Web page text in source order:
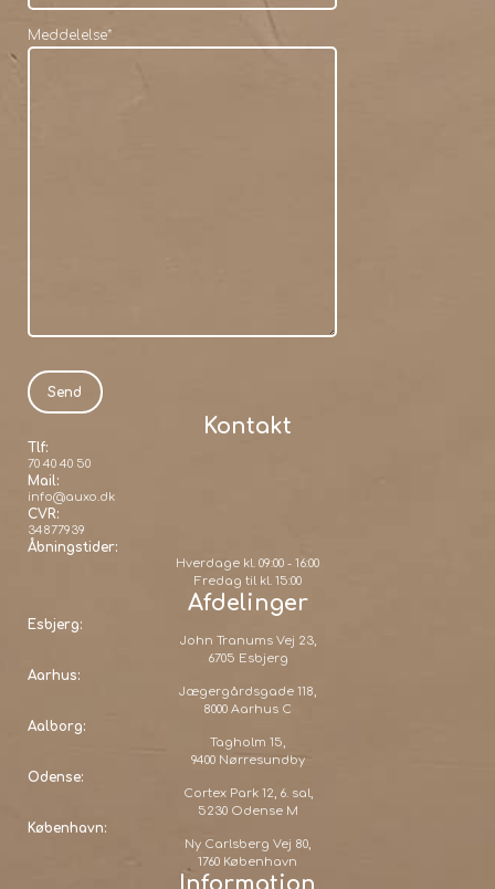
Meddelelse*
Kontakt
Tlf:
70 40 40 50
Mail:
info@auxo.dk
CVR:
34877939
Åbningstider:
Hverdage kl. 09:00 - 16:00
Fredag til kl. 15:00
Afdelinger
Esbjerg:
John Tranums Vej 23,
6705 Esbjerg
Aarhus:
Jægergårdsgade 118,
8000 Aarhus C
Aalborg:
Tagholm 15,
9400 Nørresundby
Odense:
Cortex Park 12, 6. sal,
5230 Odense M
København:
Ny Carlsberg Vej 80,
1760 København